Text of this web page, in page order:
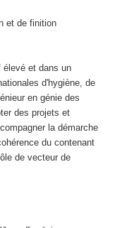
et de finition
et dans un
d'hygiène, de
en génie des
des projets et
la démarche
du contenant
de vecteur de